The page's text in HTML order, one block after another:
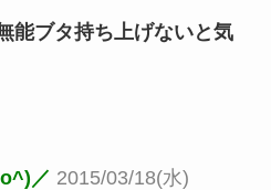
能ブタ持ち上げないと気
／ 2015/03/18(水)